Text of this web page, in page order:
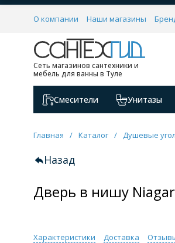
О компании Наши магазины
Сеть магазинов сантехники и
мебель для ванны в Туле
Смесители Унитазы
Главная / Каталог / Душевые
Назад
Дверь в нишу
Характеристики Доставка